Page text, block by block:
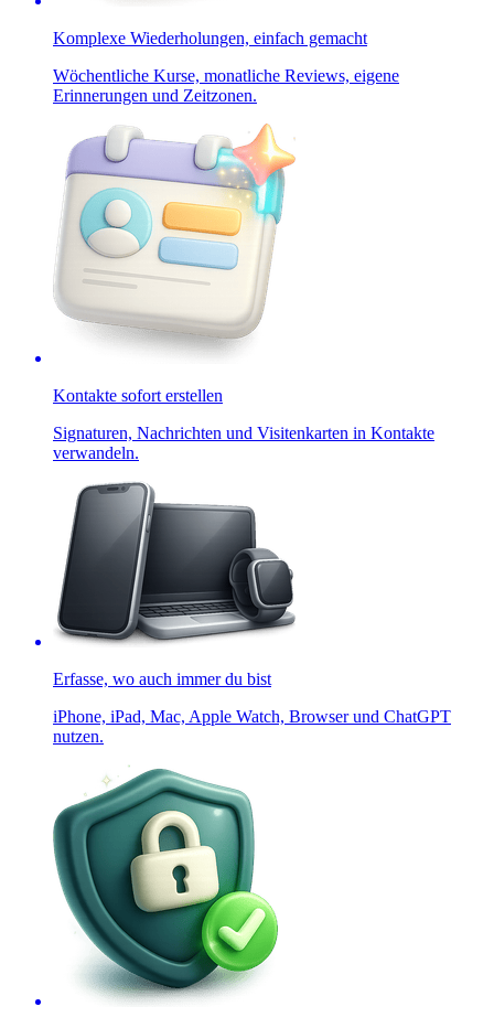
Komplexe Wiederholungen, einfach gemacht
Wöchentliche Kurse, monatliche Reviews, eigene
Erinnerungen und Zeitzonen.
Kontakte sofort erstellen
Signaturen, Nachrichten und Visitenkarten in Kontakte
verwandeln.
Erfasse, wo auch immer du bist
iPhone, iPad, Mac, Apple Watch, Browser und ChatGPT
nutzen.